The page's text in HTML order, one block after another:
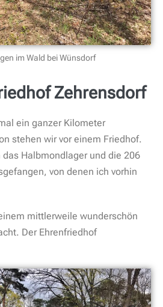
– Friedhof – кладбище
das in drei Sprachen
Wir schauen uns um, eine
ihr Habitat. Wir lesen
1918 wurde dieser Friedhof von
erschaffen…..
überfliegt das Gelände. Zwei
Ort zu dokumentieren. Als sie
die Drohne landen.